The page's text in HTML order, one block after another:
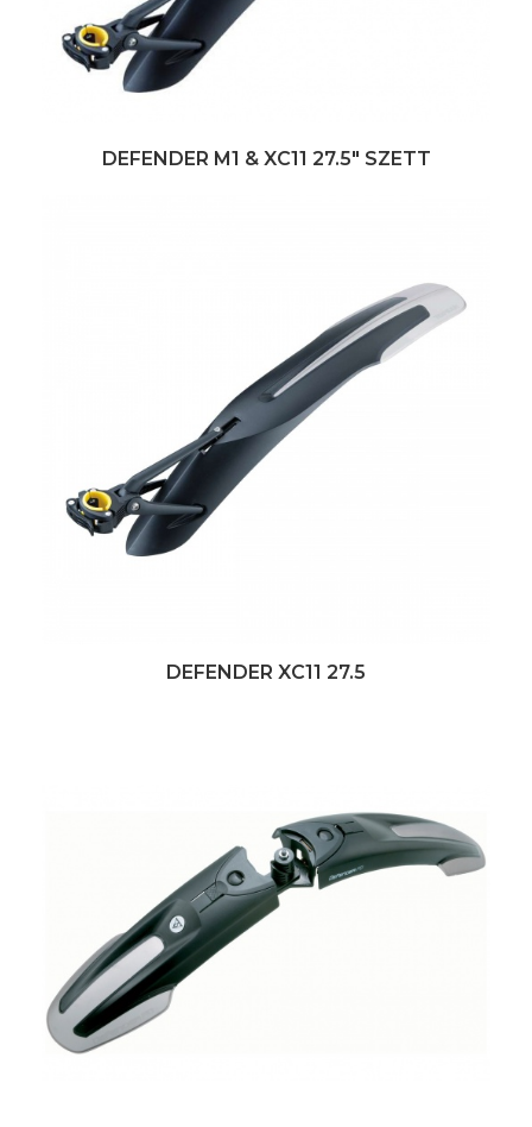
DEFENDER M1 & XC11 27.5" SZETT
DEFENDER XC11 27.5